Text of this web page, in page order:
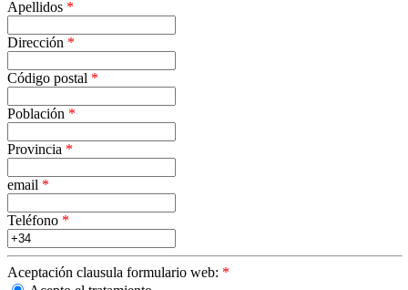
Apellidos *
Dirección *
Código postal *
Población *
Provincia *
email *
Teléfono *
Aceptación clausula formulario web: *